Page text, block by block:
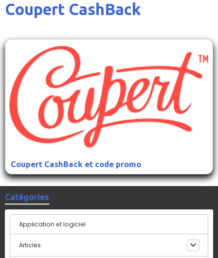
Coupert CashBack
Coupert CashBack et code promo
Catégories
Application et logiciel
Articles